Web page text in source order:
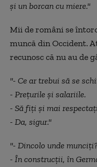
şi un borcan cu miere."
Mii de români se
muncă din Occident.
recunosc că nu au de
"- Ce ar trebui să se
- Preţurile şi salariile.
- Să fiţi şi mai
- Da, sigur."
"- Dincolo unde
- În construcţii, în